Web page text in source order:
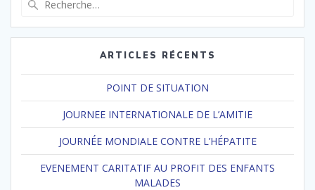
:
ARTICLES RÉCENTS
POINT DE SITUATION
JOURNEE INTERNATIONALE DE L’AMITIE
JOURNÉE MONDIALE CONTRE L’HÉPATITE
EVENEMENT CARITATIF AU PROFIT DES ENFANTS
MALADES